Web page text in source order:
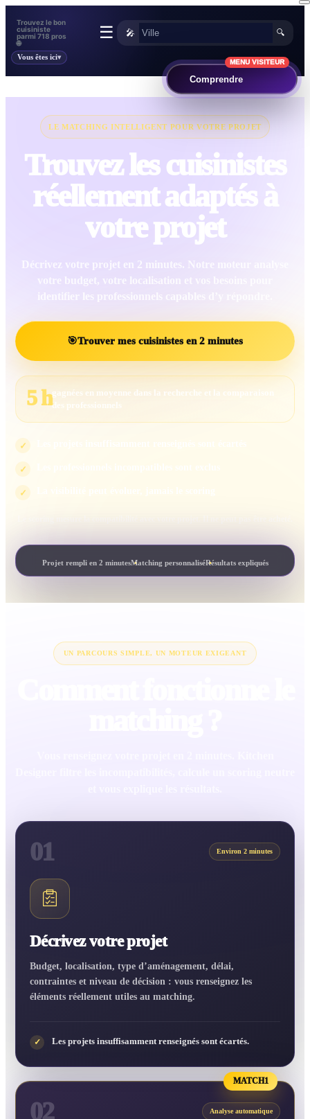
Trouvez le bon
cuisiniste
parmi 718 pros
🌐
🎤 🔍
☰
Vous êtes ici
LE MATCHING INTELLIGENT POUR VOTRE PROJET
Trouvez les cuisinistes
réellement adaptés à
votre projet
Décrivez votre projet en 2 minutes. Notre moteur analyse
votre budget, votre localisation et vos besoins pour
identifier les professionnels capables d’y répondre.
🎯Trouver mes cuisinistes en 2 minutes
5 hgagnées en moyenne dans la recherche et la comparaison
des professionnels
✓
✓
✓
Projet rempli en 2 minutesMatching personnaliséRésultats expliqués
UN PARCOURS SIMPLE, UN MOTEUR EXIGEANT
01 Environ 2 minutes
Décrivez votre projet
Budget, localisation, type d’aménagement, délai,
contraintes et niveau de décision : vous renseignez les
éléments réellement utiles au matching.
✓ Les projets insuffisamment renseignés sont écartés.
MATCH1
02 Analyse automatique
MENU VISITEUR
Comprendre